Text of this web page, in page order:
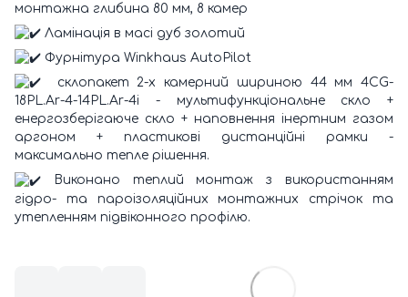
монтажна глибина 80 мм, 8 камер
Ламінація в масі дуб золотий
Фурнітура Winkhaus AutoPilot
склопакет 2-х камерний шириною 44 мм 4CG-
18PL.Ar-4-14PL.Ar-4i - мультифункціональне скло +
енергозберігаюче скло + наповнення інертним газом
аргоном + пластикові дистанційні рамки -
максимально тепле рішення.
Виконано теплий монтаж з використанням
гідро- та пароізоляційних монтажних стрічок та
утепленням підвіконного профілю.